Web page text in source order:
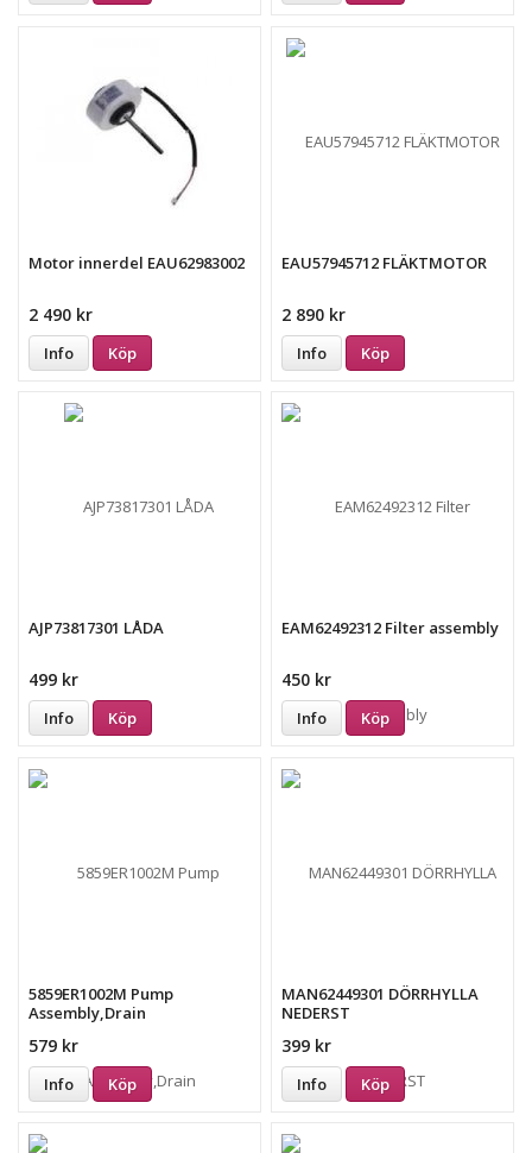
Motor innerdel EAU62983002
2 490 kr
Info Köp
EAU57945712 FLÄKTMOTOR
2 890 kr
Info Köp
AJP73817301 LÅDA
499 kr
Info Köp
EAM62492312 Filter assembly
450 kr
Info Köp
5859ER1002M Pump
Assembly,Drain
579 kr
Info Köp
MAN62449301 DÖRRHYLLA
NEDERST
399 kr
Info Köp